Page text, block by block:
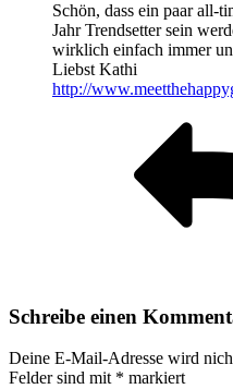
Schön, dass ein paar all-
Jahr Trendsetter sein
wirklich einfach immer
Liebst Kathi
http://
Schreibe einen
Deine E-Mail-Adresse wird
Felder sind mit * markiert